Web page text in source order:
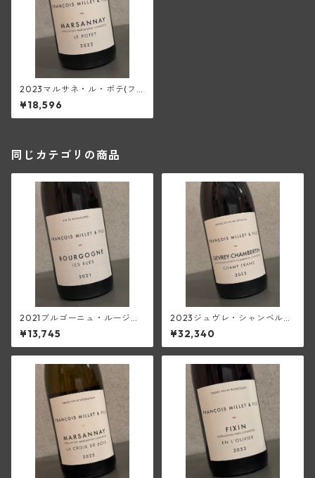
2023マルサネ・ル・ポテ(フ
ランソワ・ミエ・エ・フィス)
¥18,596
同じカテゴリの商品
2021ブルゴーニュ・ルージ
ュ・レ・リュ・フランソワ(フ
ランソワ・ミエ・エ・フィス)
¥13,745
2023ジュヴレ・シャンベルタ
ン・シャン・フラン(フランソ
ワ・ミエ・エ・フィス)
¥32,340